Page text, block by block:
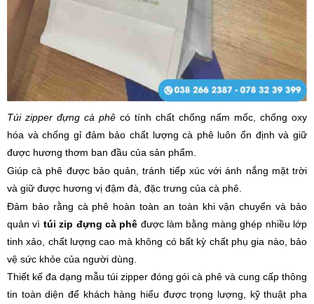
Túi zipper đựng cà phê có tính chất chống nấm mốc, chống oxy
hóa và chống gỉ đảm bảo chất lượng cà phê luôn ổn định và giữ
được hương thơm ban đầu của sản phẩm.
Giúp cà phê được bảo quản, tránh tiếp xúc với ánh nắng mặt trời
và giữ được hương vị đậm đà, đặc trưng của cà phê.
Đảm bảo rằng cà phê hoàn toàn an toàn khi vận chuyển và bảo
quản vì túi zip đựng cà phê được làm bằng màng ghép nhiều lớp
tinh xảo, chất lượng cao mà không có bất kỳ chất phụ gia nào, bảo
vệ sức khỏe của người dùng.
Thiết kế đa dạng mẫu túi zipper đóng gói cà phê và cung cấp thông
tin toàn diện để khách hàng hiểu được trọng lượng, kỹ thuật pha